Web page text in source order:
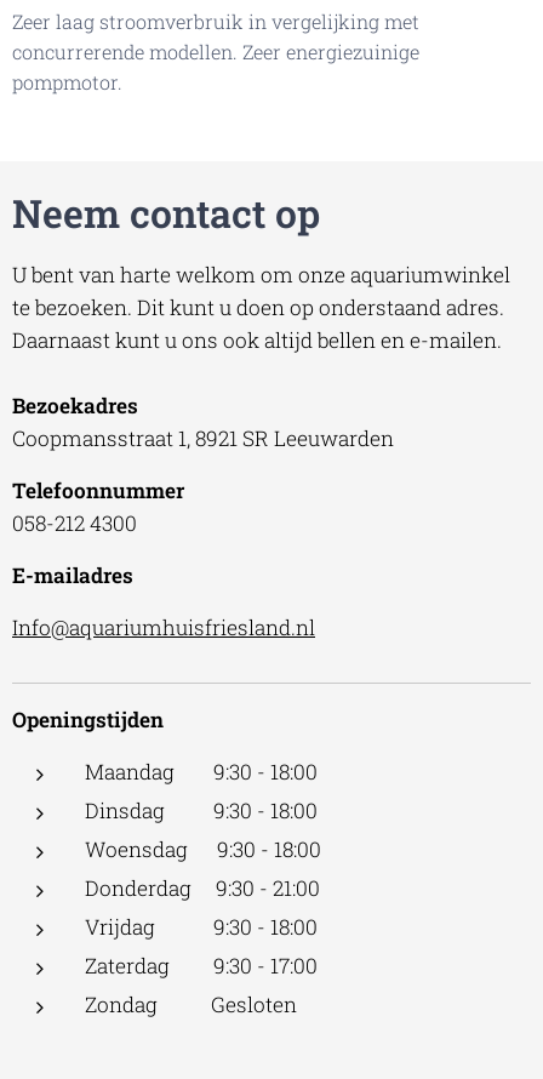
Zeer laag stroomverbruik in vergelijking met
concurrerende modellen. Zeer energiezuinige
pompmotor.
Neem contact op
U bent van harte welkom om onze aquariumwinkel
te bezoeken. Dit kunt u doen op onderstaand adres.
Daarnaast kunt u ons ook altijd bellen en e-mailen.
Bezoekadres
Coopmansstraat 1, 8921 SR Leeuwarden
Telefoonnummer
058-212 4300
E-mailadres
Info@aquariumhuisfriesland.nl
Openingstijden
Maandag 9:30 - 18:00
Dinsdag 9:30 - 18:00
Woensdag 9:30 - 18:00
Donderdag 9:30 - 21:00
Vrijdag 9:30 - 18:00
Zaterdag 9:30 - 17:00
Zondag Gesloten